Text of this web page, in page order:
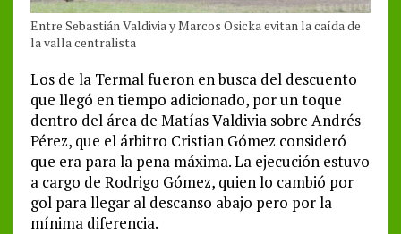
Entre Sebastián Valdivia y Marcos Osicka evitan la caída de
la valla centralista
Los de la Termal fueron en busca del descuento
que llegó en tiempo adicionado, por un toque
dentro del área de Matías Valdivia sobre Andrés
Pérez, que el árbitro Cristian Gómez consideró
que era para la pena máxima. La ejecución estuvo
a cargo de Rodrigo Gómez, quien lo cambió por
gol para llegar al descanso abajo pero por la
mínima diferencia.